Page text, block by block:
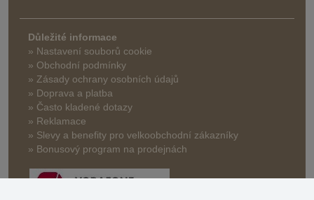
Důležité informace
» Nastavení souborů cookie
» Obchodní podmínky
» Zásady ochrany osobních údajů
» Doprava a platba
» Často kladené dotazy
» Reklamace
» Slevy a benefity pro velkoobchodní zákazníky
» Bonusový program na prodejnách